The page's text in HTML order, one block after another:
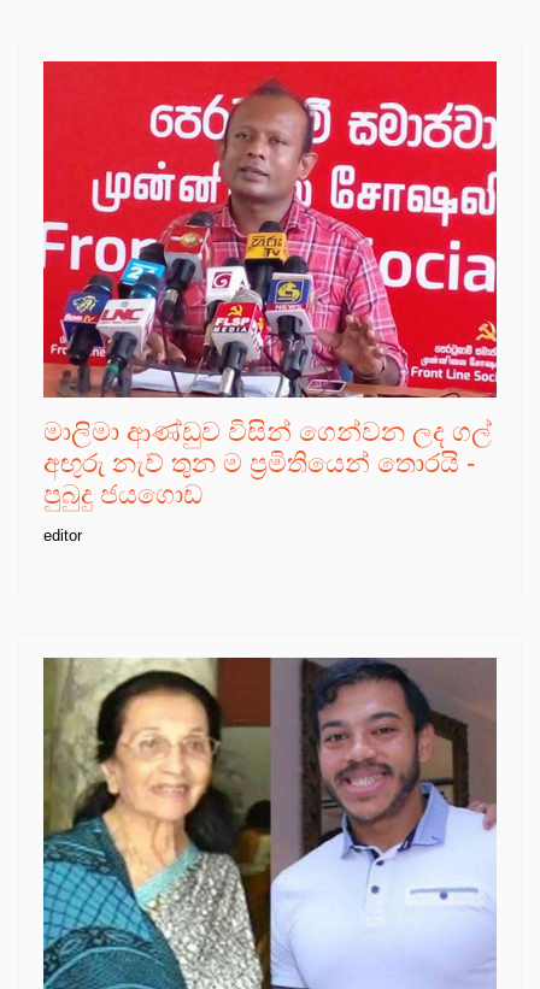
මාලිමා ආණ්ඩුව විසින් ගෙන්වන ලද ගල්
අඟුරු නැව් තුන ම ප්‍රමිතියෙන් තොරයි -
පුබුදු ජයගොඩ
editor